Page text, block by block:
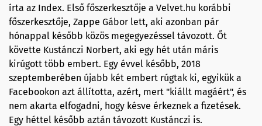
írta az Index. Első főszerkesztője a Velvet.hu korábbi
főszerkesztője, Zappe Gábor lett, aki azonban pár
hónappal később közös megegyezéssel távozott. Őt
követte Kustánczi Norbert, aki egy hét után máris
kirúgott több embert. Egy évvel később, 2018
szeptemberében újabb két embert rúgtak ki, egyikük a
Facebookon azt állította, azért, mert "kiállt magáért", és
nem akarta elfogadni, hogy késve érkeznek a fizetések.
Egy héttel később aztán távozott Kustánczi is.